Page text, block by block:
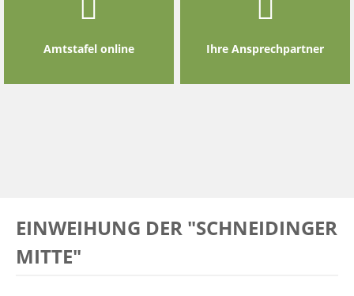
Amtstafel online Ihre Ansprechpartner
EINWEIHUNG DER "SCHNEIDINGER
MITTE"